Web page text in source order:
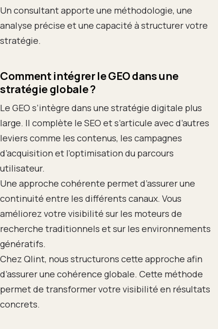
Un consultant apporte une méthodologie, une
analyse précise et une capacité à structurer votre
stratégie.
Comment intégrer le GEO dans une
stratégie globale ?
Le GEO s’intègre dans une stratégie digitale plus
large. Il complète le SEO et s’articule avec d’autres
leviers comme les contenus, les campagnes
d’acquisition et l’optimisation du parcours
utilisateur.
Une approche cohérente permet d’assurer une
continuité entre les différents canaux. Vous
améliorez votre visibilité sur les moteurs de
recherche traditionnels et sur les environnements
génératifs.
Chez Qlint, nous structurons cette approche afin
d’assurer une cohérence globale. Cette méthode
permet de transformer votre visibilité en résultats
concrets.